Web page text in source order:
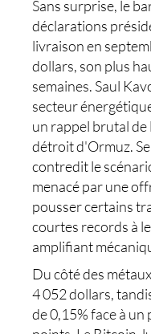
Sans surprise, le
déclarations
livraison en
dollars, son plus
semaines. Saul
secteur
un rappel brutal de
détroit d'Ormuz.
contredit le
menacé par une
pousser certains
courtes records à
amplifiant
Du côté des
4 052 dollars,
de 0,15% face à un